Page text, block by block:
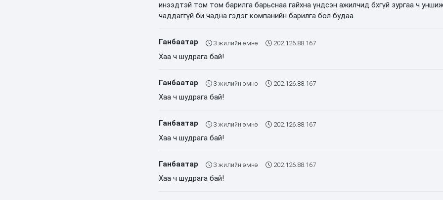
инээдтэй том том барилга барьснаа гайхна үндсэн ажилчид бхгүй зургаа ч
чаддаггүй би чадна гэдэг компанийн барилга бол будаа
Ганбаатар 3 жилийн өмнө 202.126.88.167
Хаа ч шудрага бай!
Ганбаатар 3 жилийн өмнө 202.126.88.167
Хаа ч шудрага бай!
Ганбаатар 3 жилийн өмнө 202.126.88.167
Хаа ч шудрага бай!
Ганбаатар 3 жилийн өмнө 202.126.88.167
Хаа ч шудрага бай!